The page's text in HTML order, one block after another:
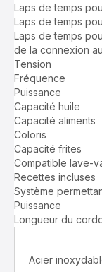
Laps de temps
Laps de temps
Laps de temps
de la connexion
Tension
Fréquence
Puissance
Capacité huile
Capacité aliments
Coloris
Capacité frites
Compatible lave-
Recettes incluses
Système
Puissance
Longueur du
Acier